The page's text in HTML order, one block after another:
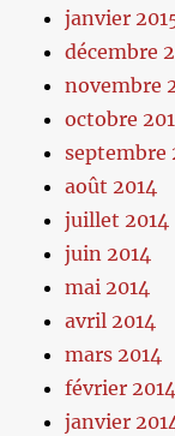
janvier
décembre
novembre
octobre
septembre
août 2014
juillet 2014
juin 2014
mai 2014
avril 2014
mars 2014
février 2014
janvier